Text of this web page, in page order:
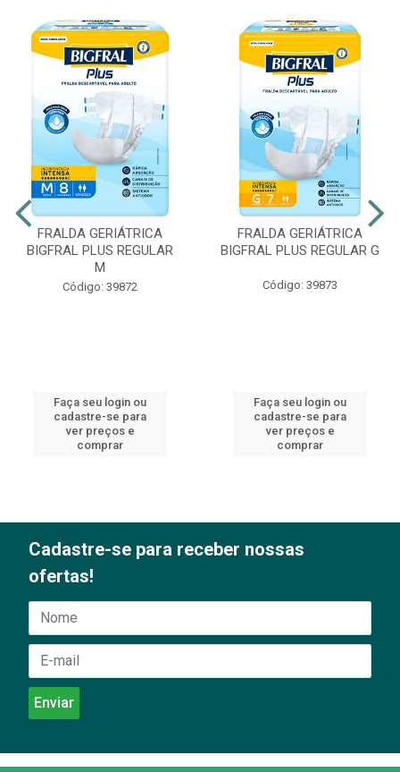
FRALDA GERIÁTRICA
BIGFRAL PLUS REGULAR
M
Código: 39872
Faça seu login ou
cadastre-se para
ver preços e
comprar
FRALDA GERIÁTRICA
BIGFRAL PLUS REGULAR G
Código: 39873
Faça seu login ou
cadastre-se para
ver preços e
comprar
Cadastre-se para receber nossas
ofertas!